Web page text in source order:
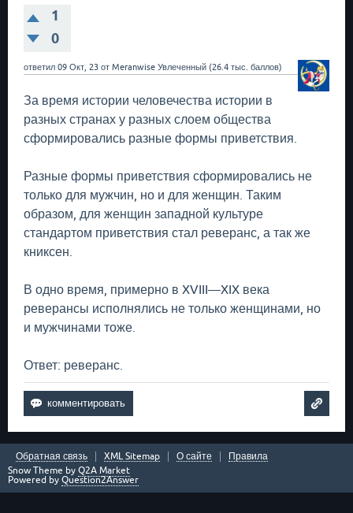
1
0
ответил 09 Окт, 23 от Meranwise Увлеченный (26.4 тыс. баллов)
За время истории человечества истории в
разных странах у разных слоем общества
сформировались разные формы приветствия.
Разные формы приветствия сформировались не
только для мужчин, но и для женщин. Таким
образом, для женщин западной культуре
стандартом приветствия стал реверанс, а так же
книксен.
В одно время, примерно в XVIII—XIX века
реверансы исполнялись не только женщинами, но
и мужчинами тоже.
Ответ: реверанс.
Обратная связь XML Sitemap О сайте
Правила
Snow Theme by Q2A Market
Powered by Question2Answer